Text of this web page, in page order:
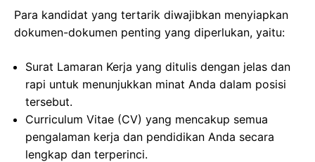
Para kandidat yang tertarik diwajibkan menyiapkan
dokumen-dokumen penting yang diperlukan, yaitu:
Surat Lamaran Kerja yang ditulis dengan jelas dan
rapi untuk menunjukkan minat Anda dalam posisi
tersebut.
Curriculum Vitae (CV) yang mencakup semua
pengalaman kerja dan pendidikan Anda secara
lengkap dan terperinci.